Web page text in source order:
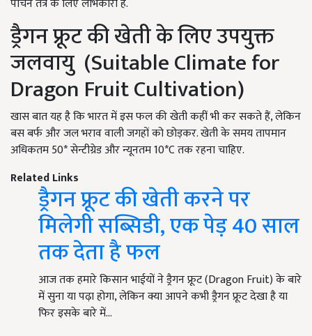
पाचन तंत्र के लिए लाभकारी है.
ड्रैगन फ्रूट की खेती के लिए उपयुक्त
जलवायु (Suitable Climate for
Dragon Fruit Cultivation)
खास बात यह है कि भारत में इस फल की खेती कहीं भी कर सकते हैं, लेकिन
बस बर्फ और जल भराव वाली जगहों को छोड़कर. खेती के समय तापमान
अधिकतम 50* सेन्टीग्रेड और न्यूनतम 10*C तक रहना चाहिए.
Related Links
ड्रैगन फ्रूट की खेती करने पर
मिलेगी सब्सिडी, एक पेड़ 40 साल
तक देता है फल
आज तक हमारे किसान भाईयों ने ड्रैगन फ्रूट (Dragon Fruit) के बारे
में सुना या पढ़ा होगा, लेकिन क्या आपने कभी ड्रैगन फ्रूट देखा है या
फिर इसके बारे में…